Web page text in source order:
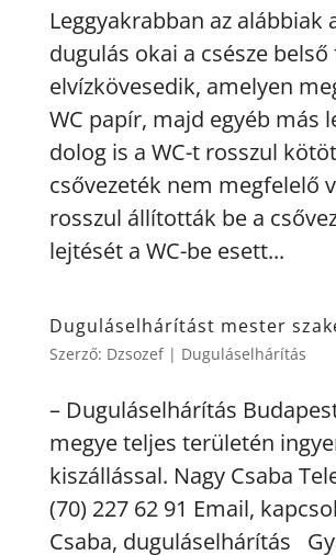
Leggyakrabban az alábbiak
dugulás okai a csésze
elvízkövesedik, amelyen
WC papír, majd egyéb más
dolog is a WC-t rosszul
csővezeték nem megfelelő
rosszul állították be a
lejtését a WC-be esett...
Duguláselhárítást mester
Szerző: Dzsozef| Duguláselhárítás
– Duguláselhárítás
megye teljes területén
kiszállással. Nagy Csaba
(70) 227 62 91 Email,
Csaba, duguláselhárítás